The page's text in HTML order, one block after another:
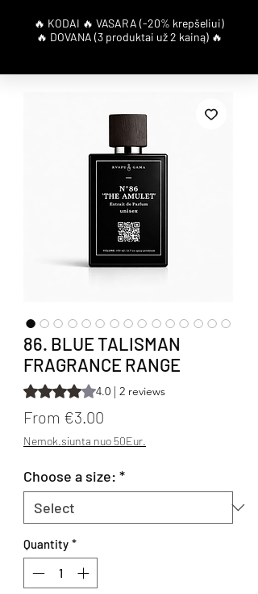
86. BLUE TALISMAN
FRAGRANCE RANGE
Rating is 4.0 out of five stars based on 2
4.0 | 2 reviews
From €3.00
Nemok.siunta nuo 50Eur.
Choose a size: *
Quantity *